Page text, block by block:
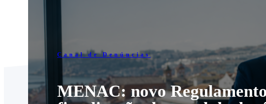
Canal de Denúncias
MENAC: novo